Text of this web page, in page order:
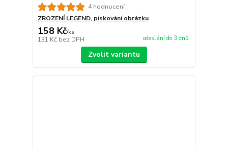
4 hodnocení
ZROZENÍ LEGEND, pískování obrázku
158 Kč/ks
131 Kč bez DPH odeslání do 3 dnů
Zvolit variantu